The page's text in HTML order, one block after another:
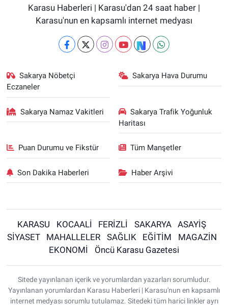
Karasu Haberleri | Karasu'dan 24 saat haber |
Karasu'nun en kapsamlı internet medyası
Sakarya Nöbetçi
Eczaneler
Sakarya Hava Durumu
Sakarya Namaz Vakitleri
Sakarya Trafik Yoğunluk
Haritası
Puan Durumu ve Fikstür Tüm Manşetler
Son Dakika Haberleri Haber Arşivi
KARASU KOCAALİ FERİZLİ SAKARYA
ASAYİŞ
SİYASET
MAHALLELER SAĞLIK EĞİTİM
MAGAZİN
EKONOMİ
Öncü Karasu Gazetesi
Sitede yayınlanan içerik ve yorumlardan yazarları sorumludur.
Yayınlanan yorumlardan Karasu Haberleri | Karasu'nun en kapsamlı
internet medyası sorumlu tutulamaz. Sitedeki tüm harici linkler ayrı